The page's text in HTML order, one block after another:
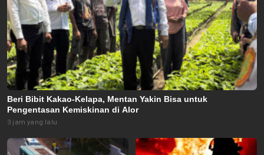
Beri Bibit Kakao-Kelapa, Mentan Yakin Bisa untuk
Pengentasan Kemiskinan di Alor
3 jam yang lalu